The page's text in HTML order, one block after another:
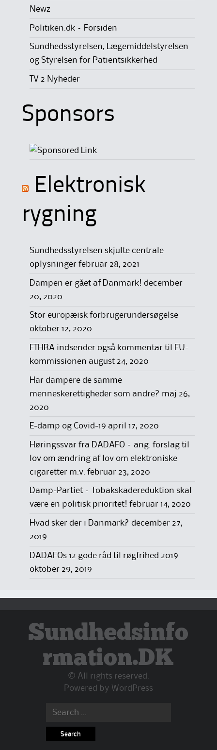
Newz
Politiken.dk – Forsiden
Sundhedsstyrelsen, Lægemiddelstyrelsen
og Styrelsen for Patientsikkerhed
TV 2 Nyheder
Sponsors
Elektronisk
rygning
Sundhedsstyrelsen skjulte centrale
oplysninger februar 28, 2021
Dampen er gået af Danmark! december
20, 2020
Stor europæisk forbrugerundersøgelse
oktober 12, 2020
ETHRA indsender også kommentar til EU-
kommissionen august 24, 2020
Har dampere de samme
menneskerettigheder som andre? maj 26,
2020
E-damp og Covid-19 april 17, 2020
Høringssvar fra DADAFO – ang. forslag til
lov om ændring af lov om elektroniske
cigaretter m.v. februar 23, 2020
Damp-Partiet – Tobakskadereduktion skal
være en politisk prioritet! februar 14, 2020
Hvad sker der i Danmark? december 27,
2019
DADAFOs 12 gode råd til røgfrihed 2019
oktober 29, 2019
Sundhedsinfo
rmation.DK
© All rights reserved.
Powered by WordPress
Search